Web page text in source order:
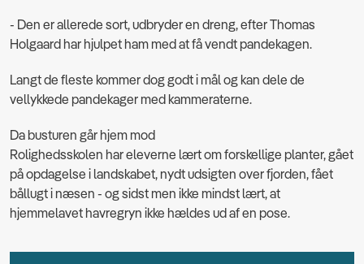
- Den er allerede sort, udbryder en dreng, efter Thomas
Holgaard har hjulpet ham med at få vendt pandekagen.
Langt de fleste kommer dog godt i mål og kan dele de
vellykkede pandekager med kammeraterne.
Da busturen går hjem mod
Rolighedsskolen har eleverne lært om forskellige planter, gået
på opdagelse i landskabet, nydt udsigten over fjorden, fået
bållugt i næsen - og sidst men ikke mindst lært, at
hjemmelavet havregryn ikke hældes ud af en pose.